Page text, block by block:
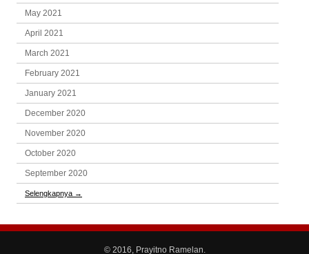
May 2021
April 2021
March 2021
February 2021
January 2021
December 2020
November 2020
October 2020
September 2020
Selengkapnya →
© 2016, Prayitno Ramelan.